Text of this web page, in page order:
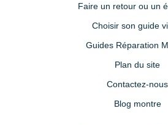
Faire un retour ou un
Choisir son guide
Guides Réparation
Plan du site
Contactez-nous
Blog montre